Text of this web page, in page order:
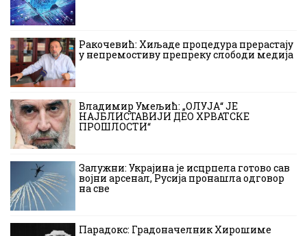
Ракочевић: Хиљаде процедура прерастају
у непремостиву препреку слободи медија
Владимир Умељић: „ОЛУЈА“ ЈЕ
НАЈБЛИСТАВИЈИ ДЕО ХРВАТСКЕ
ПРОШЛОСТИ“
Залужни: Украјина је исцрпела готово сав
војни арсенал, Русија пронашла одговор
на све
Парадокс: Градоначелник Хирошиме